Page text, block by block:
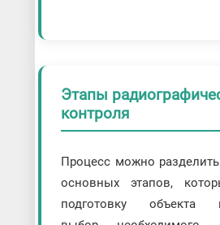
Этапы
контроля
Процесс можно
основных этапов,
подготовку объекта